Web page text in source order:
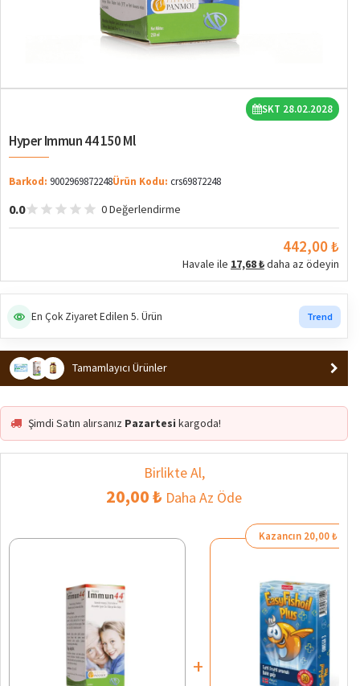
SKT 28.02.2028
Hyper Immun 44 150 Ml
Barkod: 9002969872248Ürün Kodu: crs69872248
0.0 0 Değerlendirme
442,00 ₺
Havale ile 17,68 ₺daha az ödeyin
En Çok Ziyaret Edilen 5. Ürün Trend
Tamamlayıcı Ürünler
Şimdi Satın alırsanız Pazartesi kargoda!
Birlikte Al,
20,00 ₺ Daha Az Öde
+
Kazancın 20,00 ₺